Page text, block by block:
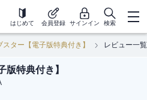
はじめて 会員登録 サインイン 検索
スター【電子版特典付き】 レビュー一覧
版特典付き】